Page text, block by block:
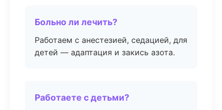
Больно ли лечить?
Работаем с анестезией, седацией, для
детей — адаптация и закись азота.
Работаете с детьми?